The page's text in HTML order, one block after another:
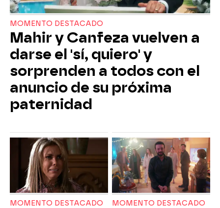
MOMENTO DESTACADO
Mahir y Canfeza vuelven a
darse el 'sí, quiero' y
sorprenden a todos con el
anuncio de su próxima
paternidad
MOMENTO DESTACADO MOMENTO DESTACADO